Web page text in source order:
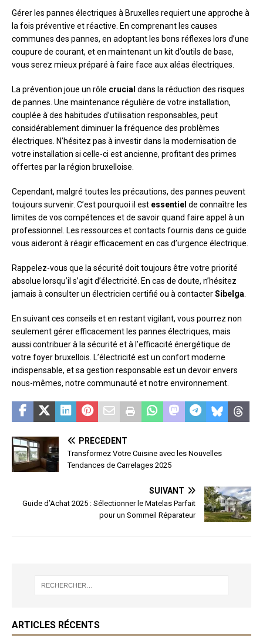
Gérer les pannes électriques à Bruxelles requiert une approche à
la fois préventive et réactive. En comprenant les causes
communes des pannes, en adoptant les bons réflexes lors d’une
coupure de courant, et en maintenant un kit d’outils de base,
vous serez mieux préparé à faire face aux aléas électriques.
La prévention joue un rôle crucial dans la réduction des risques
de pannes. Une maintenance régulière de votre installation,
couplée à des habitudes d’utilisation responsables, peut
considérablement diminuer la fréquence des problèmes
électriques. N’hésitez pas à investir dans la modernisation de
votre installation si celle-ci est ancienne, profitant des primes
offertes par la région bruxelloise.
Cependant, malgré toutes les précautions, des pannes peuvent
toujours survenir. C’est pourquoi il est essentiel de connaître les
limites de vos compétences et de savoir quand faire appel à un
professionnel. Les ressources et contacts fournis dans ce guide
vous aideront à réagir efficacement en cas d’urgence électrique.
Rappelez-vous que la sécurité doit toujours être votre priorité
absolue lorsqu’il s’agit d’électricité. En cas de doute, n’hésitez
jamais à consulter un électricien certifié ou à contacterSibelga
En suivant ces conseils et en restant vigilant, vous pourrez non
seulement gérer efficacement les pannes électriques, mais
aussi contribuer à la sécurité et à l’efficacité énergétique de
votre foyer bruxellois. L’électricité est un confort moderne
indispensable, et sa gestion responsable est un devoir envers
nous-mêmes, notre communauté et notre environnement.
PRÉCÉDENT
Transformez Votre Cuisine avec les Nouvelles
Tendances de Carrelages 2025
SUIVANT
Guide d’Achat 2025 : Sélectionner le Matelas Parfait
pour un Sommeil Réparateur
ARTICLES RÉCENTS